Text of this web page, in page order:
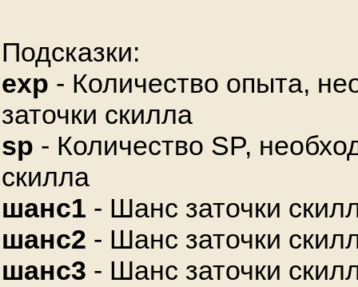
Подсказки:
exp - Количество опыта,
заточки скилла
sp - Количество SP,
скилла
шанс1 - Шанс заточки
шанс2 - Шанс заточки
шанс3 - Шанс заточки